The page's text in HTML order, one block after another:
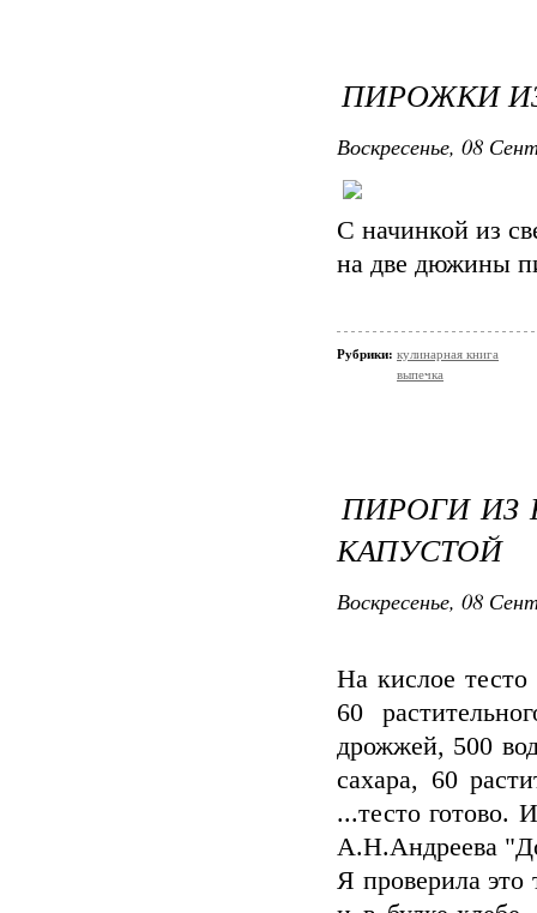
ПИРОЖКИ
Воскресенье, 08
С начинкой из
на две дюжины
Рубрики: кулинарная книга
выпечка
ПИРОГИ ИЗ
КАПУСТОЙ
Воскресенье, 08
На кислое
60
дрожжей, 500
сахара, 60
...тесто готово.
А.Н.Андреева
Я проверила это